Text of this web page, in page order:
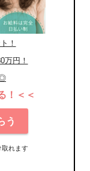
！
万円！
◎
！＜＜
う
れます